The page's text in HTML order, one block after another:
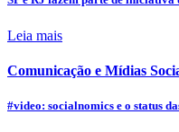
Leia mais
Comunicação e Mídias
#video: socialnomics e o status